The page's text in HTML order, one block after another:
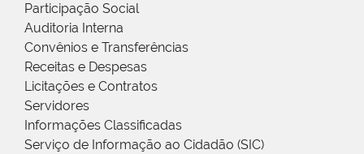
Participação Social
Auditoria Interna
Convênios e Transferências
Receitas e Despesas
Licitações e Contratos
Servidores
Informações Classificadas
Serviço de Informação ao Cidadão (SIC)